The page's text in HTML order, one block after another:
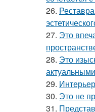
26.
27. Это
28. Это
29.
30. Это не
31.